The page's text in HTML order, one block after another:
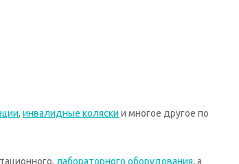
, инвалидные коляски и многое другое по
лабораторного оборудования, а